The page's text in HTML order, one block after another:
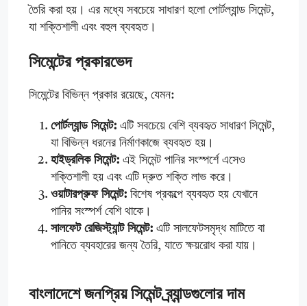
তৈরি করা হয়। এর মধ্যে সবচেয়ে সাধারণ হলো পোর্টল্যান্ড সিমেন্ট,
যা শক্তিশালী এবং বহুল ব্যবহৃত।
সিমেন্টের প্রকারভেদ
সিমেন্টের বিভিন্ন প্রকার রয়েছে, যেমন:
পোর্টল্যান্ড সিমেন্ট: এটি সবচেয়ে বেশি ব্যবহৃত সাধারণ সিমেন্ট,
যা বিভিন্ন ধরনের নির্মাণকাজে ব্যবহৃত হয়।
হাইড্রলিক সিমেন্ট: এই সিমেন্ট পানির সংস্পর্শে এসেও
শক্তিশালী হয় এবং এটি দ্রুত শক্তি লাভ করে।
ওয়াটারপ্রুফ সিমেন্ট: বিশেষ প্রকল্পে ব্যবহৃত হয় যেখানে
পানির সংস্পর্শ বেশি থাকে।
সালফেট রেজিস্ট্যান্ট সিমেন্ট: এটি সালফেটসমৃদ্ধ মাটিতে বা
পানিতে ব্যবহারের জন্য তৈরি, যাতে ক্ষয়রোধ করা যায়।
বাংলাদেশে জনপ্রিয় সিমেন্ট ব্র্যান্ডগুলোর দাম